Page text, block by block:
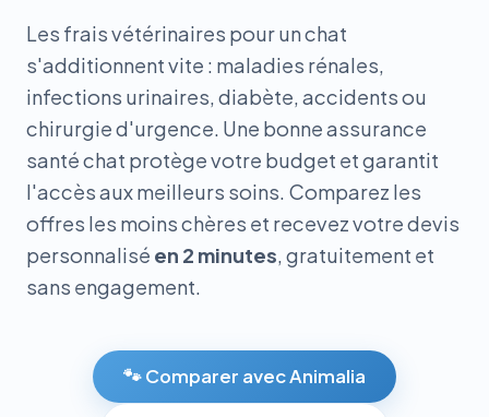
Les frais vétérinaires pour un chat
s'additionnent vite : maladies rénales,
infections urinaires, diabète, accidents ou
chirurgie d'urgence. Une bonne assurance
santé chat protège votre budget et garantit
l'accès aux meilleurs soins. Comparez les
offres les moins chères et recevez votre devis
personnalisé en 2 minutes, gratuitement et
sans engagement.
🐾 Comparer avec Animalia